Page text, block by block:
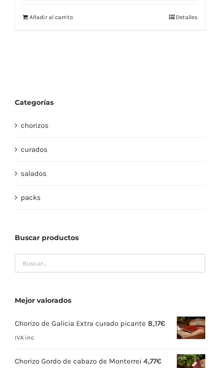
Añadir al carrito Detalles
Categorías
chorizos
curados
salados
packs
Buscar productos
Mejor valorados
Chorizo de Galicia Extra curado picante 8,17€
IVA inc
Chorizo Gordo de cabazo de Monterrei 4,77€